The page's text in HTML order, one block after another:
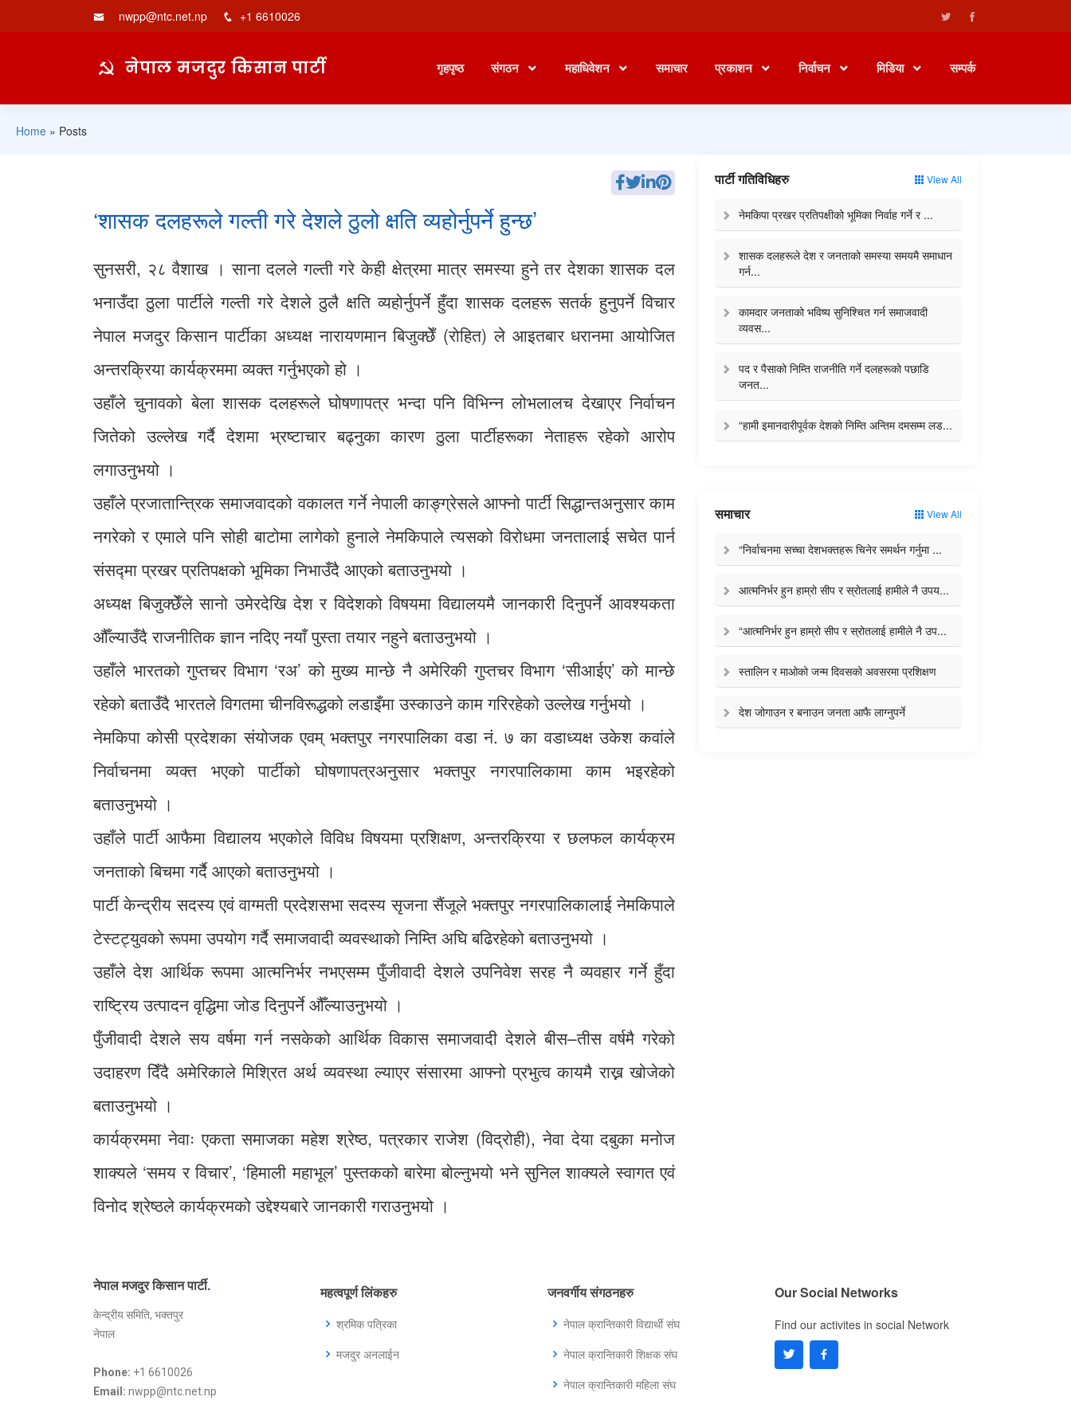
nwpp@ntc.net.np +1 6610026
नेपाल मजदुर किसान पार्टी गृहपृष्ठ संगठन महाधिवेशन समाचार प्रकाशन निर्वाचन मिडिया सम्पर्क
Home » Posts
‘शासक दलहरूले गल्ती गरे देशले ठुलो क्षति व्यहोर्नुपर्ने हुन्छ’
सुनसरी, २८ वैशाख । साना दलले गल्ती गरे केही क्षेत्रमा मात्र समस्या हुने तर देशका शासक दल
भनाउँदा ठुला पार्टीले गल्ती गरे देशले ठुलै क्षति व्यहोर्नुपर्ने हुँदा शासक दलहरू सतर्क हुनुपर्ने विचार
नेपाल मजदुर किसान पार्टीका अध्यक्ष नारायणमान बिजुक्छेँ (रोहित) ले आइतबार धरानमा आयोजित
अन्तरक्रिया कार्यक्रममा व्यक्त गर्नुभएको हो ।
उहाँले चुनावको बेला शासक दलहरूले घोषणापत्र भन्दा पनि विभिन्न लोभलालच देखाएर निर्वाचन
जितेको उल्लेख गर्दै देशमा भ्रष्टाचार बढ्नुका कारण ठुला पार्टीहरूका नेताहरू रहेको आरोप
लगाउनुभयो ।
उहाँले प्रजातान्त्रिक समाजवादको वकालत गर्ने नेपाली काङ्ग्रेसले आफ्नो पार्टी सिद्धान्तअनुसार काम
नगरेको र एमाले पनि सोही बाटोमा लागेको हुनाले नेमकिपाले त्यसको विरोधमा जनतालाई सचेत पार्न
संसद्मा प्रखर प्रतिपक्षको भूमिका निभाउँदै आएको बताउनुभयो ।
अध्यक्ष बिजुक्छेँले सानो उमेरदेखि देश र विदेशको विषयमा विद्यालयमै जानकारी दिनुपर्ने आवश्यकता
औँल्याउँदै राजनीतिक ज्ञान नदिए नयाँ पुस्ता तयार नहुने बताउनुभयो ।
उहाँले भारतको गुप्तचर विभाग ‘रअ’ को मुख्य मान्छे नै अमेरिकी गुप्तचर विभाग ‘सीआईए’ को मान्छे
रहेको बताउँदै भारतले विगतमा चीनविरूद्धको लडाइँमा उस्काउने काम गरिरहेको उल्लेख गर्नुभयो ।
नेमकिपा कोसी प्रदेशका संयोजक एवम् भक्तपुर नगरपालिका वडा नं. ७ का वडाध्यक्ष उकेश कवांले
निर्वाचनमा व्यक्त भएको पार्टीको घोषणापत्रअनुसार भक्तपुर नगरपालिकामा काम भइरहेको
बताउनुभयो ।
उहाँले पार्टी आफैमा विद्यालय भएकोले विविध विषयमा प्रशिक्षण, अन्तरक्रिया र छलफल कार्यक्रम
जनताको बिचमा गर्दै आएको बताउनुभयो ।
पार्टी केन्द्रीय सदस्य एवं वाग्मती प्रदेशसभा सदस्य सृजना सैंजूले भक्तपुर नगरपालिकालाई नेमकिपाले
टेस्टट्युवको रूपमा उपयोग गर्दै समाजवादी व्यवस्थाको निम्ति अघि बढिरहेको बताउनुभयो ।
उहाँले देश आर्थिक रूपमा आत्मनिर्भर नभएसम्म पुँजीवादी देशले उपनिवेश सरह नै व्यवहार गर्ने हुँदा
राष्ट्रिय उत्पादन वृद्धिमा जोड दिनुपर्ने औँल्याउनुभयो ।
पुँजीवादी देशले सय वर्षमा गर्न नसकेको आर्थिक विकास समाजवादी देशले बीस–तीस वर्षमै गरेको
उदाहरण दिँदै अमेरिकाले मिश्रित अर्थ व्यवस्था ल्याएर संसारमा आफ्नो प्रभुत्व कायमै राख्न खोजेको
बताउनुभयो ।
कार्यक्रममा नेवाः एकता समाजका महेश श्रेष्ठ, पत्रकार राजेश (विद्रोही), नेवा देया दबुका मनोज
शाक्यले ‘समय र विचार’, ‘हिमाली महाभूल’ पुस्तकको बारेमा बोल्नुभयो भने सुनिल शाक्यले स्वागत एवं
विनोद श्रेष्ठले कार्यक्रमको उद्देश्यबारे जानकारी गराउनुभयो ।
पार्टी गतिविधिहरु View All
नेमकिपा प्रखर प्रतिपक्षीको भूमिका निर्वाह गर्ने र ...
शासक दलहरूले देश र जनताको समस्या समयमै समाधान
गर्न...
कामदार जनताको भविष्य सुनिश्चित गर्न समाजवादी
व्यवस...
पद र पैसाको निम्ति राजनीति गर्ने दलहरूको पछाडि
जनत...
“हामी इमानदारीपूर्वक देशको निम्ति अन्तिम दमसम्म लड...
समाचार View All
“निर्वाचनमा सच्चा देशभक्तहरू चिनेर समर्थन गर्नुमा ...
आत्मनिर्भर हुन हाम्रो सीप र स्रोतलाई हामीले नै उपय...
“आत्मनिर्भर हुन हाम्रो सीप र स्रोतलाई हामीले नै उप...
स्तालिन र माओको जन्म दिवसको अवसरमा प्रशिक्षण
देश जोगाउन र बनाउन जनता आफै लाग्नुपर्ने
नेपाल मजदुर किसान पार्टी.
केन्द्रीय समिति, भक्तपुर
नेपाल
Phone: +1 6610026
Email: nwpp@ntc.net.np
महत्वपूर्ण लिंकहरु
श्रमिक पत्रिका
मजदुर अनलाईन
जनवर्गीय संगठनहरु
नेपाल क्रान्तिकारी विद्यार्थी संघ
नेपाल क्रान्तिकारी शिक्षक संघ
नेपाल क्रान्तिकारी महिला संघ
Our Social Networks
Find our activites in social Network